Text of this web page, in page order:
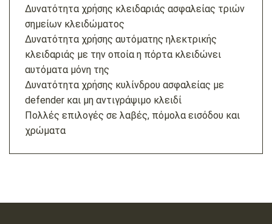
Δυνατότητα χρήσης κλειδαριάς ασφαλείας τριών
σημείων κλειδώματος
Δυνατότητα χρήσης αυτόματης ηλεκτρικής
κλειδαριάς με την οποία η πόρτα κλειδώνει
αυτόματα μόνη της
Δυνατότητα χρήσης κυλίνδρου ασφαλείας με
defender και μη αντιγράψιμο κλειδί
Πολλές επιλογές σε λαβές, πόμολα εισόδου και
χρώματα